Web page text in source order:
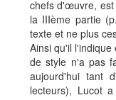
chefs d'œuvre, est
la IIIème partie
texte et ne plus
Ainsi qu'il
de style n'a pas
aujourd'hui tant
lecteurs), Lucot